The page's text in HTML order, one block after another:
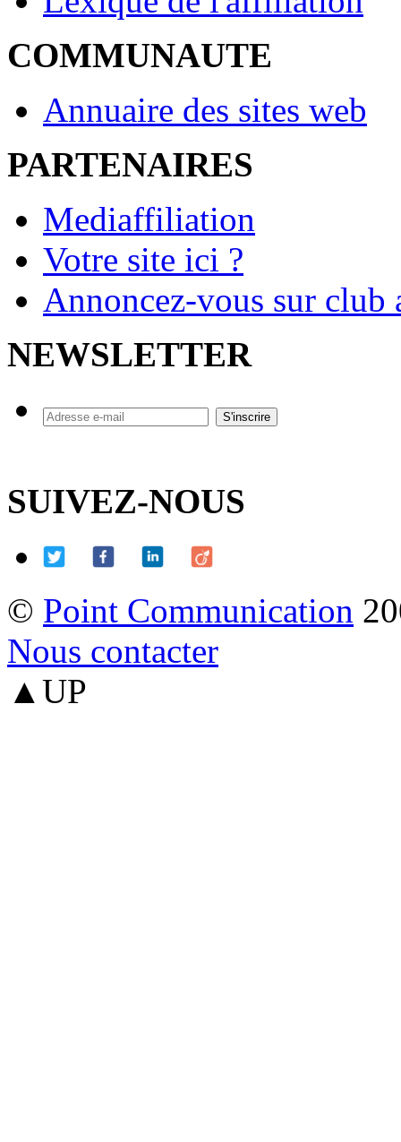
COMMUNAUTE
Annuaire des sites web
PARTENAIRES
Mediaffiliation
Votre site ici ?
Annoncez-vous sur
NEWSLETTER
SUIVEZ-NOUS
© Point Communication
Nous contacter
▲UP